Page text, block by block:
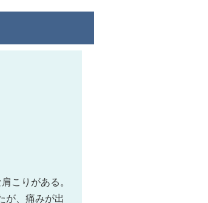
こりがある。
が、痛みが出